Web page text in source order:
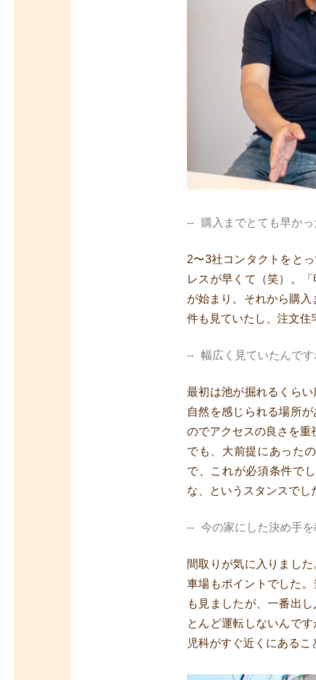
購入までとても早か
2〜3社コンタクトをと
レスが早くて（笑）。
が始まり。それから購
件も見ていたし、注文住
幅広く見ていたんで
最初は池が掘れるくら
自然を感じられる場所
のでアクセスの良さを重
でも、大前提にあった
で、これが必須条件で
な、というスタンスでし
今の家にした決め手
間取りが気に入りまし
車場もポイントでした
も見ましたが、一番出
とんど運転しないんで
児科がすぐ近くにある